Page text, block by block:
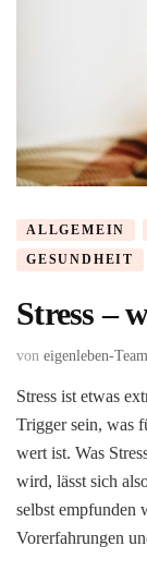
ALLGEMEIN
GESUNDHEIT
Stress –
von eigenleben-Team
Stress ist etwas
Trigger sein, was
wert ist. Was
wird, lässt sich
selbst empfunden
Vorerfahrungen